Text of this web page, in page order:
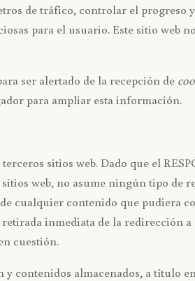
de tráfico, controlar el progreso
para el usuario. Este sitio web
ser alertado de la recepción de
para ampliar esta información.
sitios web. Dado que el
web, no asume ningún tipo de
cualquier contenido que pudiera
inmediata de la redirección
cuestión.
y contenidos almacenados, a